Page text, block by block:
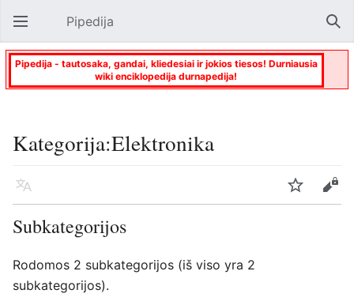
Atverti pagrindinį meniu Pipedija
Pipedija - tautosaka, gandai, kliedesiai ir jokios tiesos! Durniausia
wiki enciklopedija durnapedija!
Kategorija:Elektronika
Kalba Stebėti Keisti
Subkategorijos
Rodomos 2 subkategorijos (iš viso yra 2
subkategorijos).